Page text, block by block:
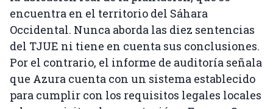
encuentra en el territorio del Sáhara
Occidental. Nunca aborda las diez sentencias
del TJUE ni tiene en cuenta sus conclusiones.
Por el contrario, el informe de auditoría señala
que Azura cuenta con un sistema establecido
para cumplir con los requisitos legales locales